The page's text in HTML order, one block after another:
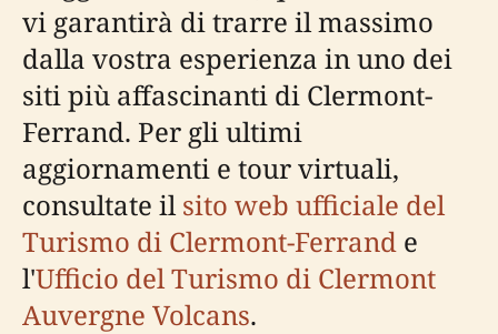
vi garantirà di trarre il massimo
dalla vostra esperienza in uno dei
siti più affascinanti di Clermont-
Ferrand. Per gli ultimi
aggiornamenti e tour virtuali,
consultate ilsito web ufficiale del
Turismo di Clermont-Ferrand e
l'Ufficio del Turismo di Clermont
Auvergne Volcans.